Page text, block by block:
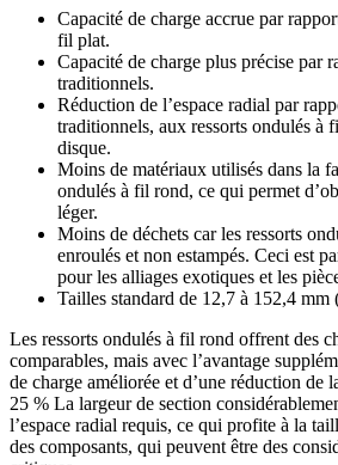
Capacité de charge accrue par
fil plat.
Capacité de charge plus précise par
traditionnels.
Réduction de l’espace radial par
traditionnels, aux ressorts ondulés à
disque.
Moins de matériaux utilisés dans la
ondulés à fil rond, ce qui permet
léger.
Moins de déchets car les ressorts
enroulés et non estampés. Ceci est
pour les alliages exotiques et les
Tailles standard de 12,7 à 152,4 mm
Les ressorts ondulés à fil rond offrent des
comparables, mais avec l’avantage
de charge améliorée et d’une réduction de
25 % La largeur de section
l’espace radial requis, ce qui profite à la
des composants, qui peuvent être des